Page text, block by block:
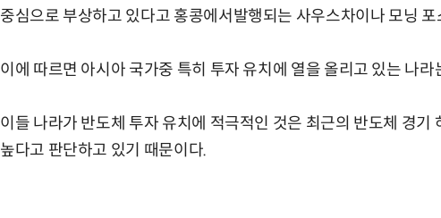
중심으로 부상하고 있다고 홍콩에서발행되는 사우스차이나 모닝
이에 따르면 아시아 국가중 특히 투자 유치에 열을 올리고 있는 나라
이들 나라가 반도체 투자 유치에 적극적인 것은 최근의 반도체 경기
높다고 판단하고 있기 때문이다.